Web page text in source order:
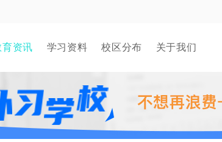
育资讯 学习资料 校区分布 关于我们